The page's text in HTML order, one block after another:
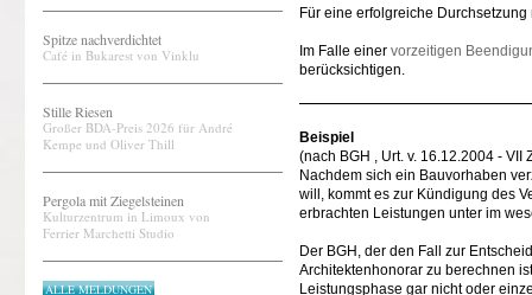
Spitze nachverdichtet
Café in Bukarest von Vinklu
Stille Riesen
Großer BDA-Preis 2026 für André
Kempe und Oliver Thill
Pergola mit Ziegelsteinen
Kulturzentrum in Limoux von
Ferrier Marchetti Studio
ALLE MELDUNGEN
Für eine erfolgreiche
Im Falle einer vorzeitigen
berücksichtigen.
Beispiel
(nach BGH , Urt. v. 16.12.2004 - VII
Nachdem sich ein Bauvorhaben
will, kommt es zur Kündigung des
erbrachten Leistungen unter im
Der BGH, der den Fall zur
Architektenhonorar zu berechnen
Leistungsphase gar nicht oder